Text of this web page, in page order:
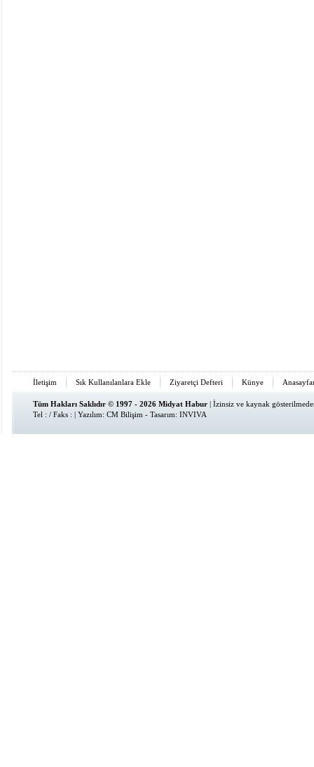
İletişim Sık Kullanılanlara Ekle Ziyaretçi Defteri Künye
Tüm Hakları Saklıdır © 1997 - 2026 Midyat Habur | İzinsiz ve kaynak
Tel : / Faks : | Yazılım: CM Bilişim - Tasarım: INVIVA